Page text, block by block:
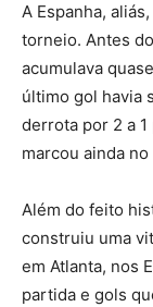
A Espanha,
torneio. Antes
acumulava
último gol havia
derrota por 2 a
marcou ainda
Além do feito
construiu uma
em Atlanta, nos
partida e gols